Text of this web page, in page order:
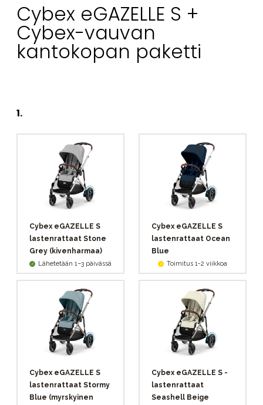
Cybex eGAZELLE S +
Cybex-vauvan
kantokopan paketti
1.
Cybex eGAZELLE S
lastenrattaat Stone
Grey (kivenharmaa)
Lähetetään 1–3 päivässä
Cybex eGAZELLE S
lastenrattaat Ocean
Blue
Toimitus 1-2 viikkoa
Cybex eGAZELLE S
lastenrattaat Stormy
Blue (myrskyinen
Cybex eGAZELLE S -
lastenrattaat
Seashell Beige